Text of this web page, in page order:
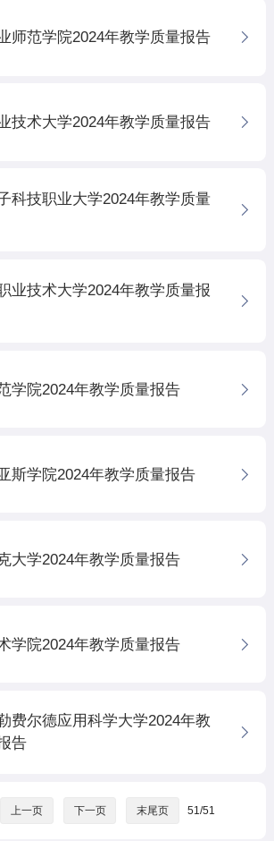
师范学院2024年教学质量报告
技术大学2024年教学质量报告
科技职业大学2024年教学质量
业技术大学2024年教学质量报
学院2024年教学质量报告
斯学院2024年教学质量报告
大学2024年教学质量报告
学院2024年教学质量报告
费尔德应用科学大学2024年教
告
上一页 下一页 末尾页 51/51